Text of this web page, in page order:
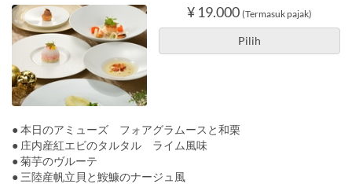
¥ 19.000 (Termasuk pajak)
Pilih
● 本日のアミューズ フォアグラムースと和栗
● 庄内産紅エビのタルタル ライム風味
● 菊芋のヴルーテ
● 三陸産帆立貝と鮟鱇のナージュ風